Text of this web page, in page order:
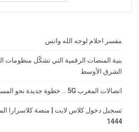
مفسر احلام لوجه الله واتس
بنية المنصات الرقمية التي تشكّل منظومات
الشرق الأوسط
اتصالات المغرب 5G .. خطوة جديدة نحو المستقبل عروض باقات 5G
تسجيل دخول كلاس لايت | منصة كلاسرارا
1444